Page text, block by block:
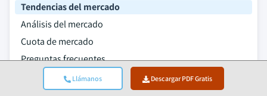
Llámanos Descargar PDF Gratis
Tendencias del mercado
Análisis del mercado
Cuota de mercado
Preguntas frecuentes
Metodología de la investigación
Informes relacionados